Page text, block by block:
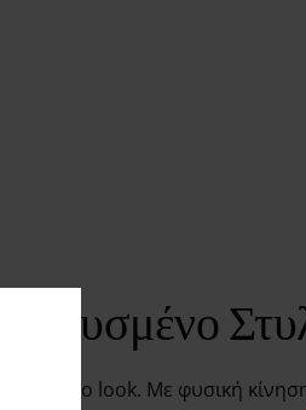
μοντέρνο look. Με φυσική